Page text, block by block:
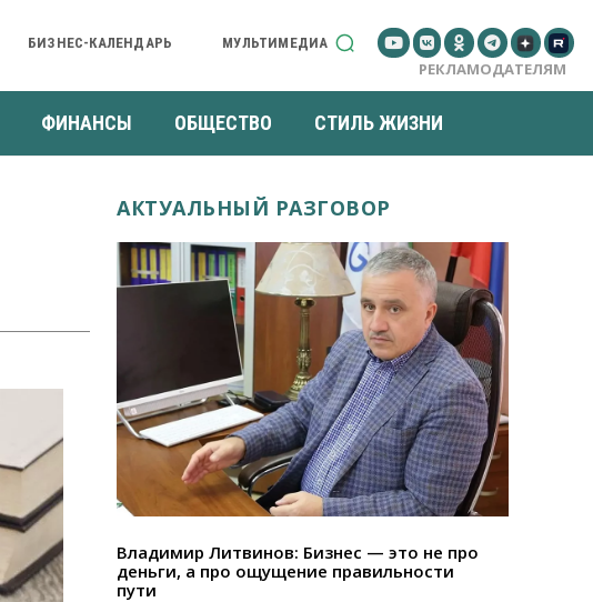
БИЗНЕС-КАЛЕНДАРЬ МУЛЬТИМЕДИА
РЕКЛАМОДАТЕЛЯМ
ФИНАНСЫ ОБЩЕСТВО СТИЛЬ ЖИЗНИ
АКТУАЛЬНЫЙ РАЗГОВОР
Владимир Литвинов: Бизнес — это не про
деньги, а про ощущение правильности
пути